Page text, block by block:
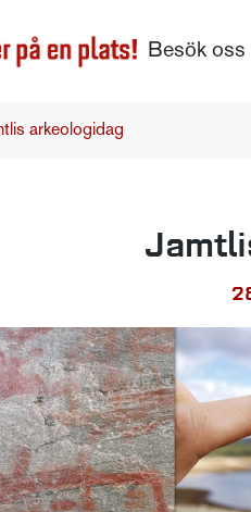
Besök oss
arkeologidag